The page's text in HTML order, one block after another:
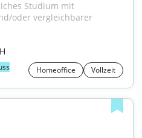
Studium mit
oder vergleichbarer
Homeoffice Vollzeit